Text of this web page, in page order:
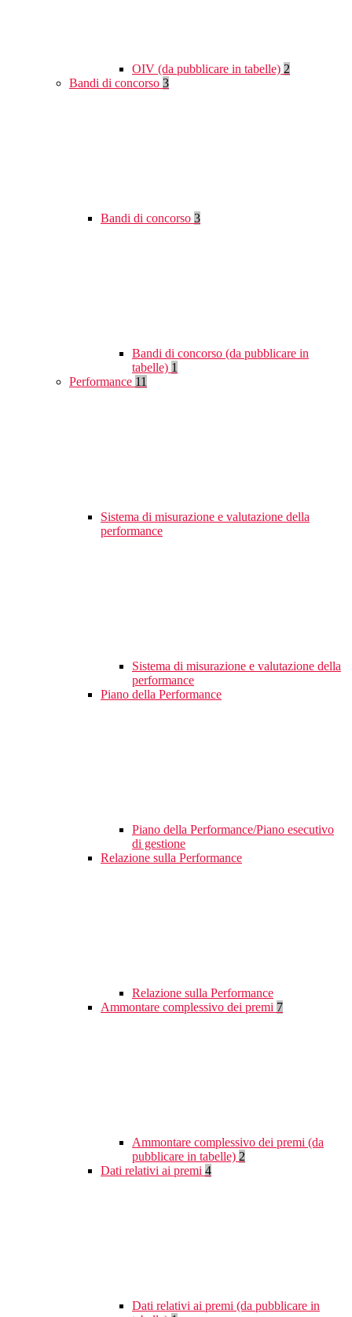
OIV (da pubblicare in tabelle) 2
Bandi di concorso 3
Bandi di concorso 3
Bandi di concorso (da pubblicare in
tabelle) 1
Performance 11
Sistema di misurazione e valutazione della
performance
Sistema di misurazione e valutazione della
performance
Piano della Performance
Piano della Performance/Piano esecutivo
di gestione
Relazione sulla Performance
Relazione sulla Performance
Ammontare complessivo dei premi 7
Ammontare complessivo dei premi (da
pubblicare in tabelle) 2
Dati relativi ai premi 4
Dati relativi ai premi (da pubblicare in